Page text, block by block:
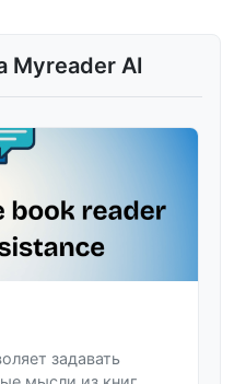
Myreader AI
задавать